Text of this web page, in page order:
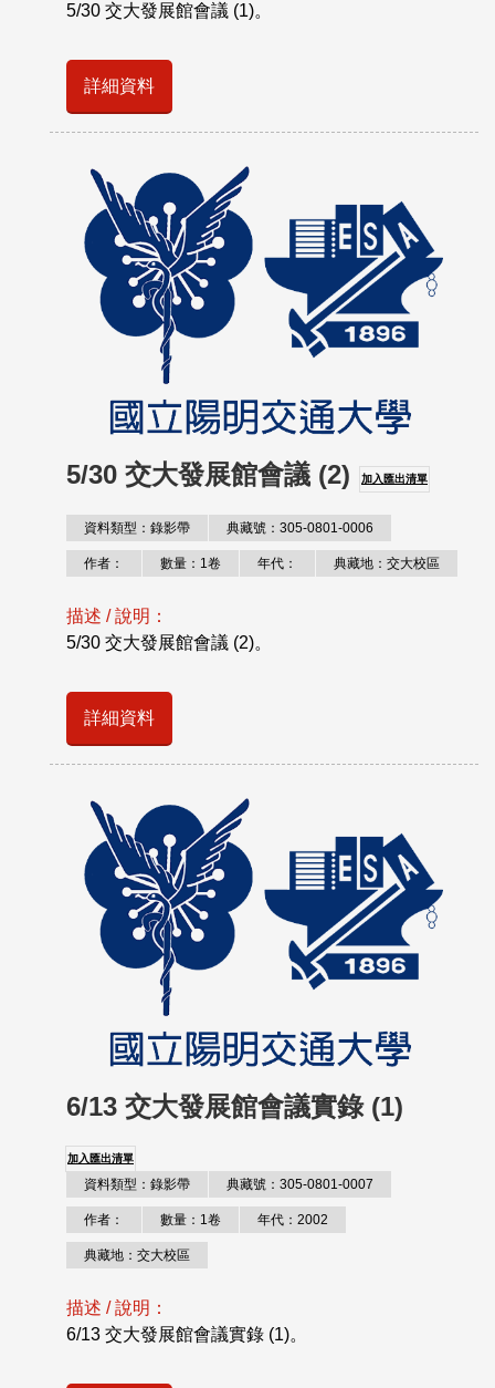
5/30 交大發展館會議 (1)。
詳細資料
5/30 交大發展館會議 (2) 加入匯出清單
資料類型：錄影帶 典藏號：305-0801-0006
作者： 數量：1卷 年代： 典藏地：交大校區
描述 / 說明：
5/30 交大發展館會議 (2)。
詳細資料
6/13 交大發展館會議實錄 (1)
加入匯出清單
資料類型：錄影帶 典藏號：305-0801-0007
作者： 數量：1卷 年代：2002
典藏地：交大校區
描述 / 說明：
6/13 交大發展館會議實錄 (1)。